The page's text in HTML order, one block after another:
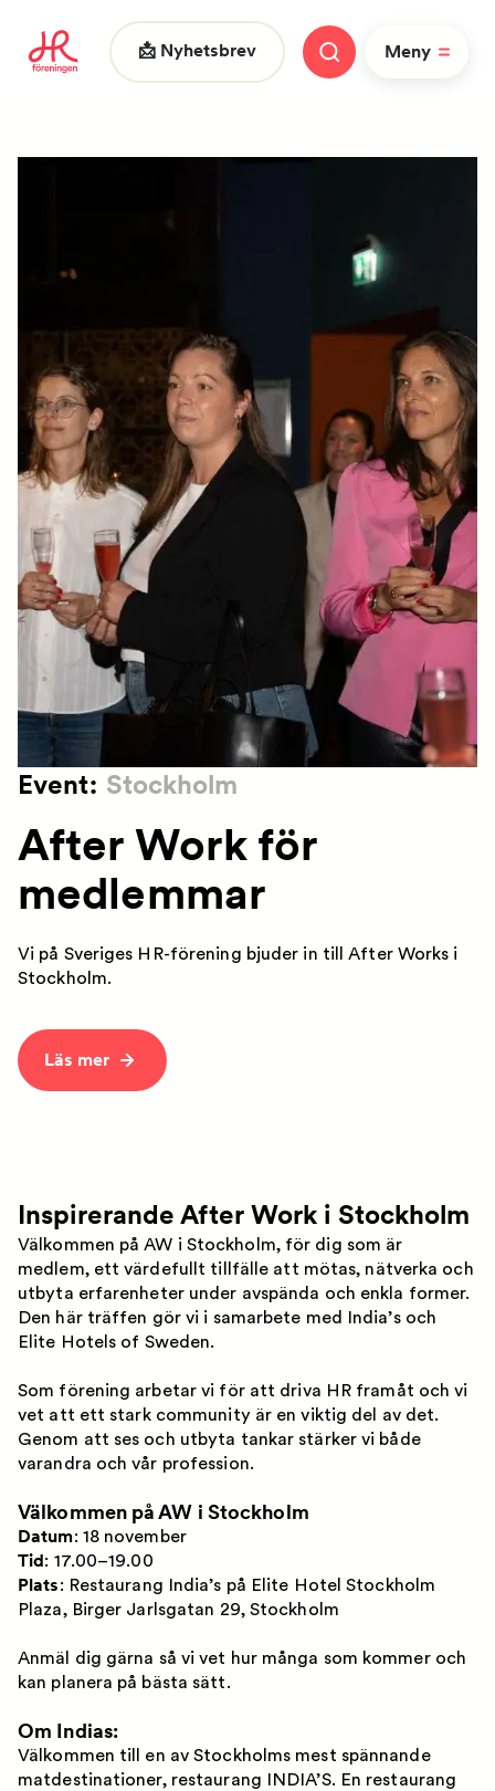
📩 Nyhetsbrev Meny
FAQ Nyheter Nätverk
HR dagarna
Event: Stockholm
After Work för
medlemmar
Vi på Sveriges HR-förening bjuder in till After Works i
Stockholm.
Läs mer
Inspirerande After Work i Stockholm
Välkommen på AW i Stockholm, för dig som är
medlem, ett värdefullt tillfälle att mötas, nätverka och
utbyta erfarenheter under avspända och enkla former.
Den här träffen gör vi i samarbete med India’s och
Elite Hotels of Sweden.
Som förening arbetar vi för att driva HR framåt och vi
vet att ett stark community är en viktig del av det.
Genom att ses och utbyta tankar stärker vi både
varandra och vår profession.
Välkommen på AW i Stockholm
Datum: 18 november
Tid: 17.00–19.00
Plats: Restaurang India’s på Elite Hotel Stockholm
Plaza, Birger Jarlsgatan 29, Stockholm
Anmäl dig gärna så vi vet hur många som kommer och
kan planera på bästa sätt.
Om Indias:
Välkommen till en av Stockholms mest spännande
matdestinationer, restaurang INDIA’S. En restaurang